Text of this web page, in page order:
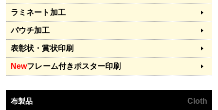
ラミネート加工
パウチ加工
表彰状・賞状印刷
Newフレーム付きポスター印刷
布製品 Cloth